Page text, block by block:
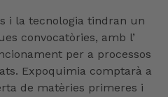
i la tecnologia tindran un
convocatòries, amb l’
per a processos
Expoquimia comptarà a
de matèries primeres i